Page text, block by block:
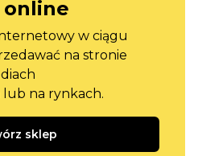
online
w ciągu
na stronie
lub na rynkach.
sklep